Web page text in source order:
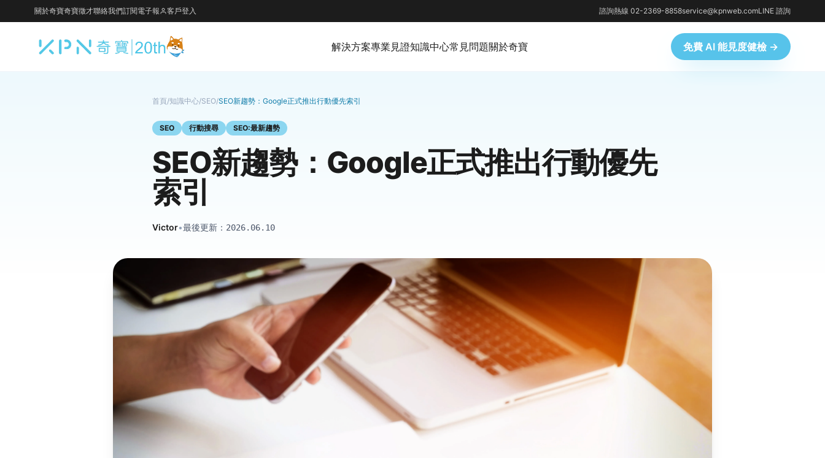
關於奇寶奇寶徵才聯絡我們訂閱電子報 客戶登入 諮詢熱線 02-2369-8858service@kpnweb.comLINE 諮詢
解決方案專業見證知識中心常見問題關於奇寶 免費 AI 能見度健檢 →
首頁/知識中心/SEO/SEO新趨勢：Google正式推出行動優先索引
SEO 行動搜尋 SEO:最新趨勢
SEO新趨勢：Google正式推出行動優先
索引
Victor•最後更新： 2026.06.10